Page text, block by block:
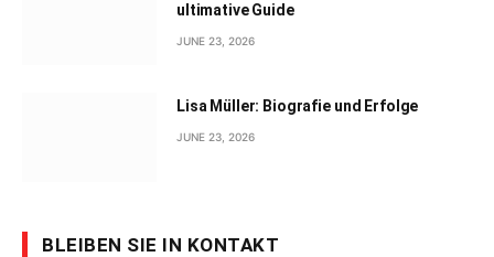
ultimative Guide
JUNE 23, 2026
Lisa Müller: Biografie und Erfolge
JUNE 23, 2026
BLEIBEN SIE IN KONTAKT